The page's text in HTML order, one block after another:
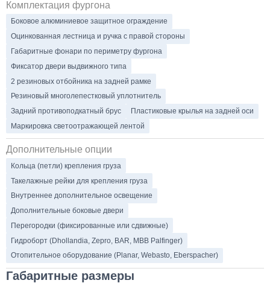
Комплектация фургона
Боковое алюминиевое защитное ограждение
Оцинкованная лестница и ручка с правой стороны
Габаритные фонари по периметру фургона
Фиксатор двери выдвижного типа
2 резиновых отбойника на задней рамке
Резиновый многолепестковый уплотнитель
Задний противоподкатный брус
Пластиковые крылья на задней оси
Маркировка светоотражающей лентой
Дополнительные опции
Кольца (петли) крепления груза
Такелажные рейки для крепления груза
Внутреннее дополнительное освещение
Дополнительные боковые двери
Перегородки (фиксированные или сдвижные)
Гидроборт (Dhollandia, Zepro, BAR, MBB Palfinger)
Отопительное оборудование (Planar, Webasto, Eberspacher)
Габаритные размеры